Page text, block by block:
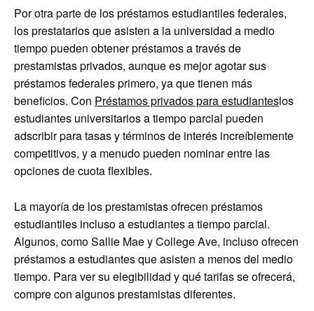
Por otra parte de los préstamos estudiantiles federales,
los prestatarios que asisten a la universidad a medio
tiempo pueden obtener préstamos a través de
prestamistas privados, aunque es mejor agotar sus
préstamos federales primero, ya que tienen más
beneficios. Con Préstamos privados para estudianteslos
estudiantes universitarios a tiempo parcial pueden
adscribir para tasas y términos de interés increíblemente
competitivos, y a menudo pueden nominar entre las
opciones de cuota flexibles.
La mayoría de los prestamistas ofrecen préstamos
estudiantiles incluso a estudiantes a tiempo parcial.
Algunos, como Sallie Mae y College Ave, incluso ofrecen
préstamos a estudiantes que asisten a menos del medio
tiempo. Para ver su elegibilidad y qué tarifas se ofrecerá,
compre con algunos prestamistas diferentes.